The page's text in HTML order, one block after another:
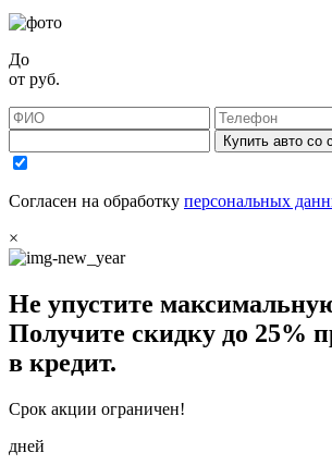
До
от руб.
Согласен на обработку персональных
×
Не упустите
Получите скидку до 25%
в кредит.
Срок акции ограничен!
дней